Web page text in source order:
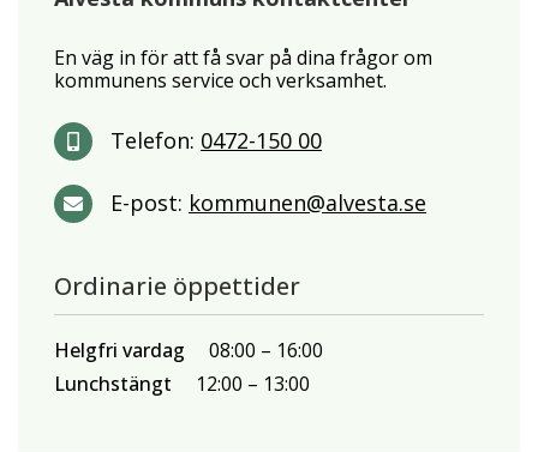
En väg in för att få svar på dina frågor om
kommunens service och verksamhet.
Telefon: 0472-150 00
E-post: kommunen@alvesta.se
Ordinarie öppettider
Helgfri vardag 08:00
16:00
Lunchstängt
12:00 13:00